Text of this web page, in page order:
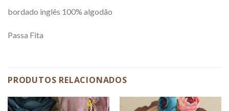
bordado inglês 100% algodão
Passa Fita
PRODUTOS RELACIONADOS